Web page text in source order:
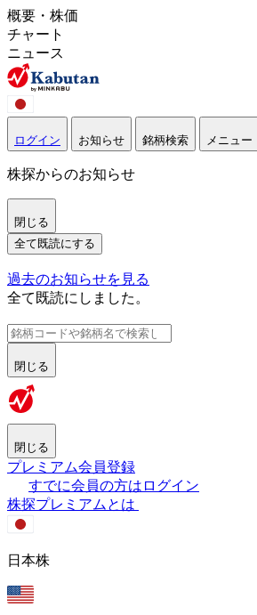
概要・株価
チャート
ニュース
ログイン お知らせ 銘柄検索 メニュー
株探からのお知らせ
閉じる
全て既読にする
過去のお知らせを見る
全て既読にしました。
閉じる
閉じる
プレミアム会員登録
すでに会員の方はログイン
株探プレミアムとは
日本株